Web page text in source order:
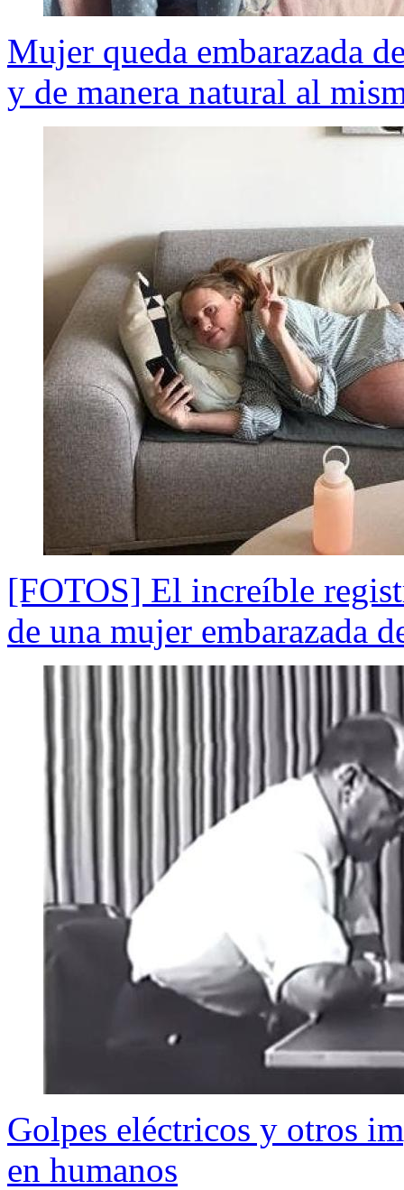
Mujer queda embarazada
y de manera natural al
[FOTOS] El increíble
de una mujer embarazada
Golpes eléctricos y otros
en humanos